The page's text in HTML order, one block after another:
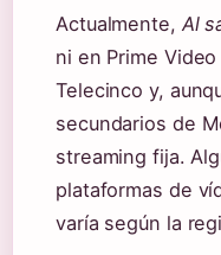
Actualmente, Al
ni en Prime
Telecinco y,
secundarios de
streaming fija.
plataformas de
varía según la